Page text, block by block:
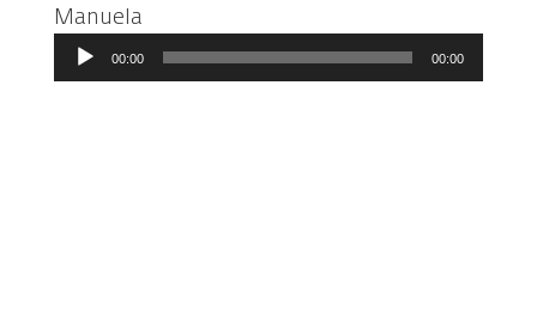
Manuela
Audio-
Player
00:00 00:00